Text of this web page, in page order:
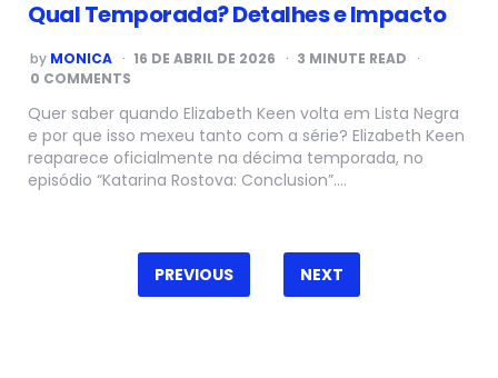
Qual Temporada? Detalhes e Impacto
POSTED
BY
by MONICA 16 DE ABRIL DE 2026 3 MINUTE READ
0 COMMENTS
Quer saber quando Elizabeth Keen volta em Lista Negra
e por que isso mexeu tanto com a série? Elizabeth Keen
reaparece oficialmente na décima temporada, no
episódio “Katarina Rostova: Conclusion”….
PREVIOUS NEXT